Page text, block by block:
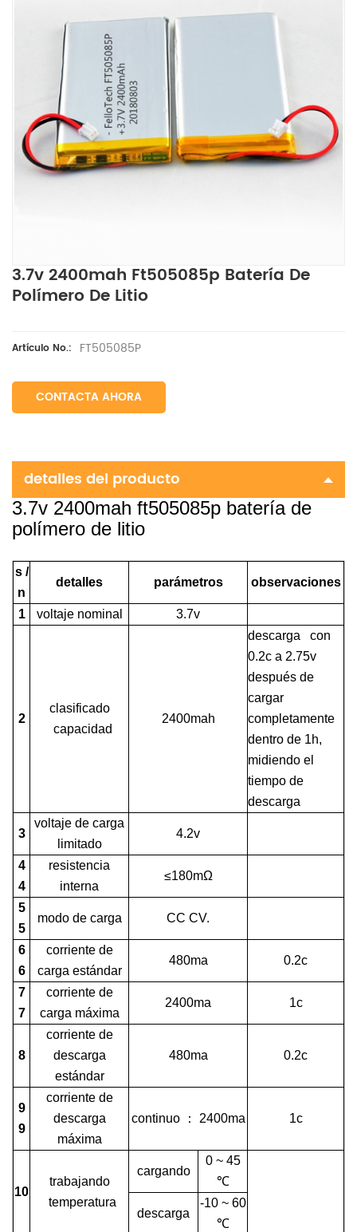
3.7v 2400mah Ft505085p Batería De
Polímero De Litio
Artículo No.: FT505085P
CONTACTA AHORA
detalles del producto
3.7v 2400mah ft505085p batería de
polímero de litio
s /
n
detalles parámetros observaciones
1 voltaje nominal 3.7v
2
clasificado
capacidad
2400mah
descarga con
0.2c a 2.75v
después de
cargar
completamente
dentro de 1h,
midiendo el
tiempo de
descarga
3
voltaje de carga
limitado
4.2v
4
4
resistencia
interna
≤180mΩ
5
5
modo de carga CC CV.
6
6
corriente de
carga estándar
480ma 0.2c
7
7
corriente de
carga máxima
2400ma 1c
8
corriente de
descarga
estándar
480ma 0.2c
9
9
corriente de
descarga
máxima
continuo： 2400ma 1c
10
trabajando
temperatura
cargando
0 ~ 45
℃
descarga
-10 ~ 60
℃